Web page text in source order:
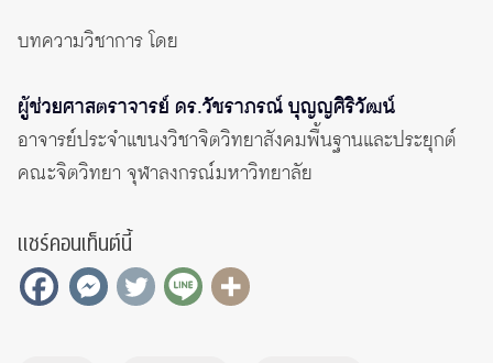
บทความวิชาการ โดย
ผู้ช่วยศาสตราจารย์ ดร.วัชราภรณ์ บุญญศิริวัฒน์
อาจารย์ประจำแขนงวิชาจิตวิทยาสังคมพื้นฐานและประยุกต์
คณะจิตวิทยา จุฬาลงกรณ์มหาวิทยาลัย
แชร์คอนเท็นต์นี้